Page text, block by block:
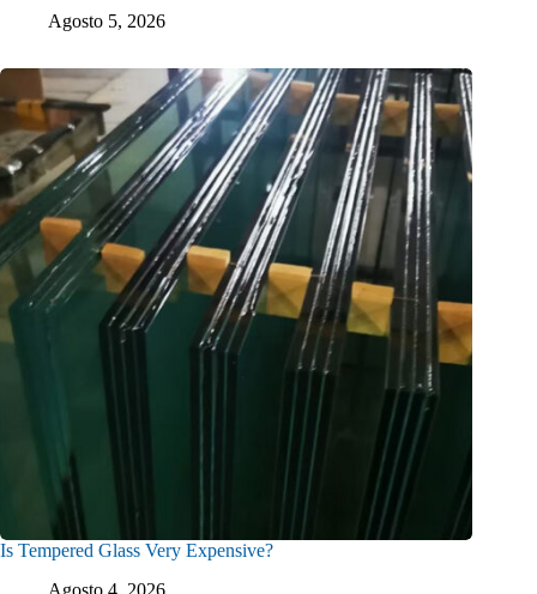
Agosto 5, 2026
Is Tempered Glass Very Expensive?